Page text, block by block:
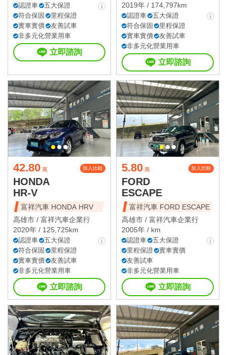
認證車
五大保證
符合保固
里程保證
實車實價
友善試車
非多元化營業用車
立即諮詢
2019年 / 174,797km
認證車
五大保證
符合保固
里程保證
實車實價
友善試車
非多元化營業用車
立即諮詢
42.80 萬 加入比較
HONDA
HR-V
富祥汽車 HONDA HRV
高雄市 / 富祥汽車企業行
2020年 / 125,725km
認證車
五大保證
符合保固
里程保證
實車實價
友善試車
非多元化營業用車
立即諮詢
5.80 萬 加入比較
FORD
ESCAPE
富祥汽車 FORD ESCAPE
高雄市 / 富祥汽車企業行
2005年 / km
認證車
五大保證
里程保證
實車實價
友善試車
非多元化營業用車
立即諮詢